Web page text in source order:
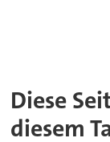
Diese
diesem